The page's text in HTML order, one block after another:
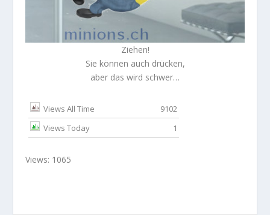
Ziehen!
Sie können auch drücken,
aber das wird schwer…
Views All Time
9102
Views Today
1
Views: 1065